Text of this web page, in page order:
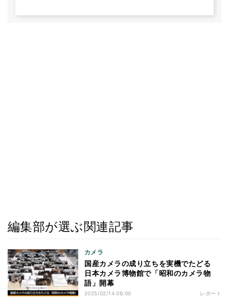
編集部が選ぶ関連記事
カメラ
国産カメラの成り立ちを実機でたどる
日本カメラ博物館で「昭和のカメラ物
語」開幕
2025/02/14 06:00 レポート